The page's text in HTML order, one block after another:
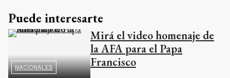
Puede interesarte
NACIONALES
Mirá el video homenaje de
la AFA para el Papa
Francisco